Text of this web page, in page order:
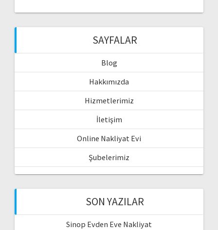
SAYFALAR
Blog
Hakkımızda
Hizmetlerimiz
İletişim
Online Nakliyat Evi
Şubelerimiz
SON YAZILAR
Sinop Evden Eve Nakliyat